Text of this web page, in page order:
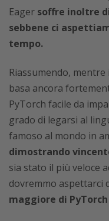
Eager soffre inoltre
sebbene ci
tempo.
Riassumendo,
basa ancora
PyTorch facile da
grado di legarsi al
famoso al mondo in
dimostrando
sia stato il più veloce
dovremmo aspettarci
maggiore di